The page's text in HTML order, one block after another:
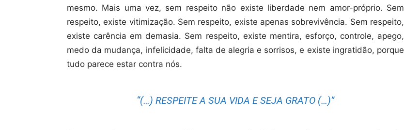
mesmo. Mais uma vez, sem respeito não existe liberdade nem amor-próprio. Sem
respeito, existe vitimização. Sem respeito, existe apenas sobrevivência. Sem respeito,
existe carência em demasia. Sem respeito, existe mentira, esforço, controle, apego,
medo da mudança, infelicidade, falta de alegria e sorrisos, e existe ingratidão, porque
tudo parece estar contra nós.
“(…) RESPEITE A SUA VIDA E SEJA GRATO (…)”